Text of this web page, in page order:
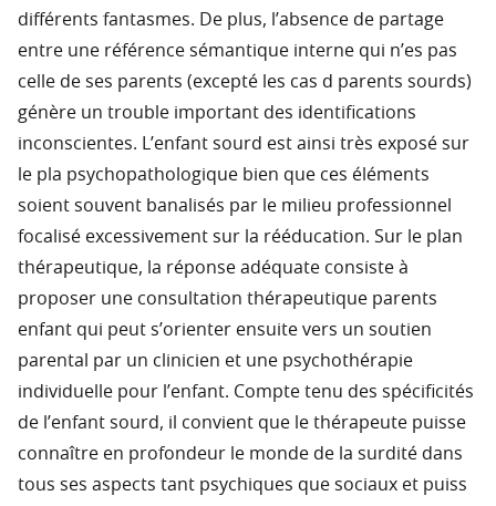
différents fantasmes. De plus, l’absence de partage
entre une référence sémantique interne qui n’es pas
celle de ses parents (excepté les cas d parents sourds)
génère un trouble important des identifications
inconscientes. L’enfant sourd est ainsi très exposé sur
le pla psychopathologique bien que ces éléments
soient souvent banalisés par le milieu professionnel
focalisé excessivement sur la rééducation. Sur le plan
thérapeutique, la réponse adéquate consiste à
proposer une consultation thérapeutique parents
enfant qui peut s’orienter ensuite vers un soutien
parental par un clinicien et une psychothérapie
individuelle pour l’enfant. Compte tenu des spécificités
de l’enfant sourd, il convient que le thérapeute puisse
connaître en profondeur le monde de la surdité dans
tous ses aspects tant psychiques que sociaux et puiss